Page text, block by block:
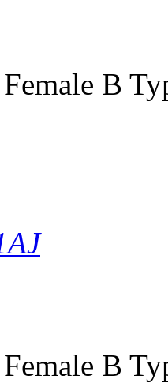
B
B